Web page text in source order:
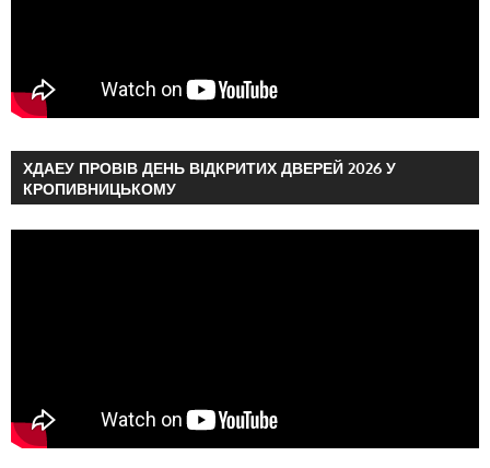
ХДАЕУ ПРОВІВ ДЕНЬ ВІДКРИТИХ ДВЕРЕЙ 2026 У
КРОПИВНИЦЬКОМУ